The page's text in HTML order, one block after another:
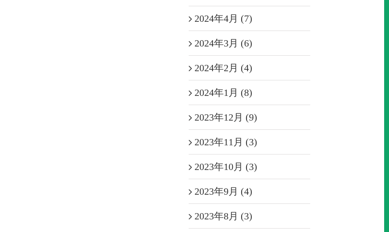
2024年4月 (7)
2024年3月 (6)
2024年2月 (4)
2024年1月 (8)
2023年12月 (9)
2023年11月 (3)
2023年10月 (3)
2023年9月 (4)
2023年8月 (3)